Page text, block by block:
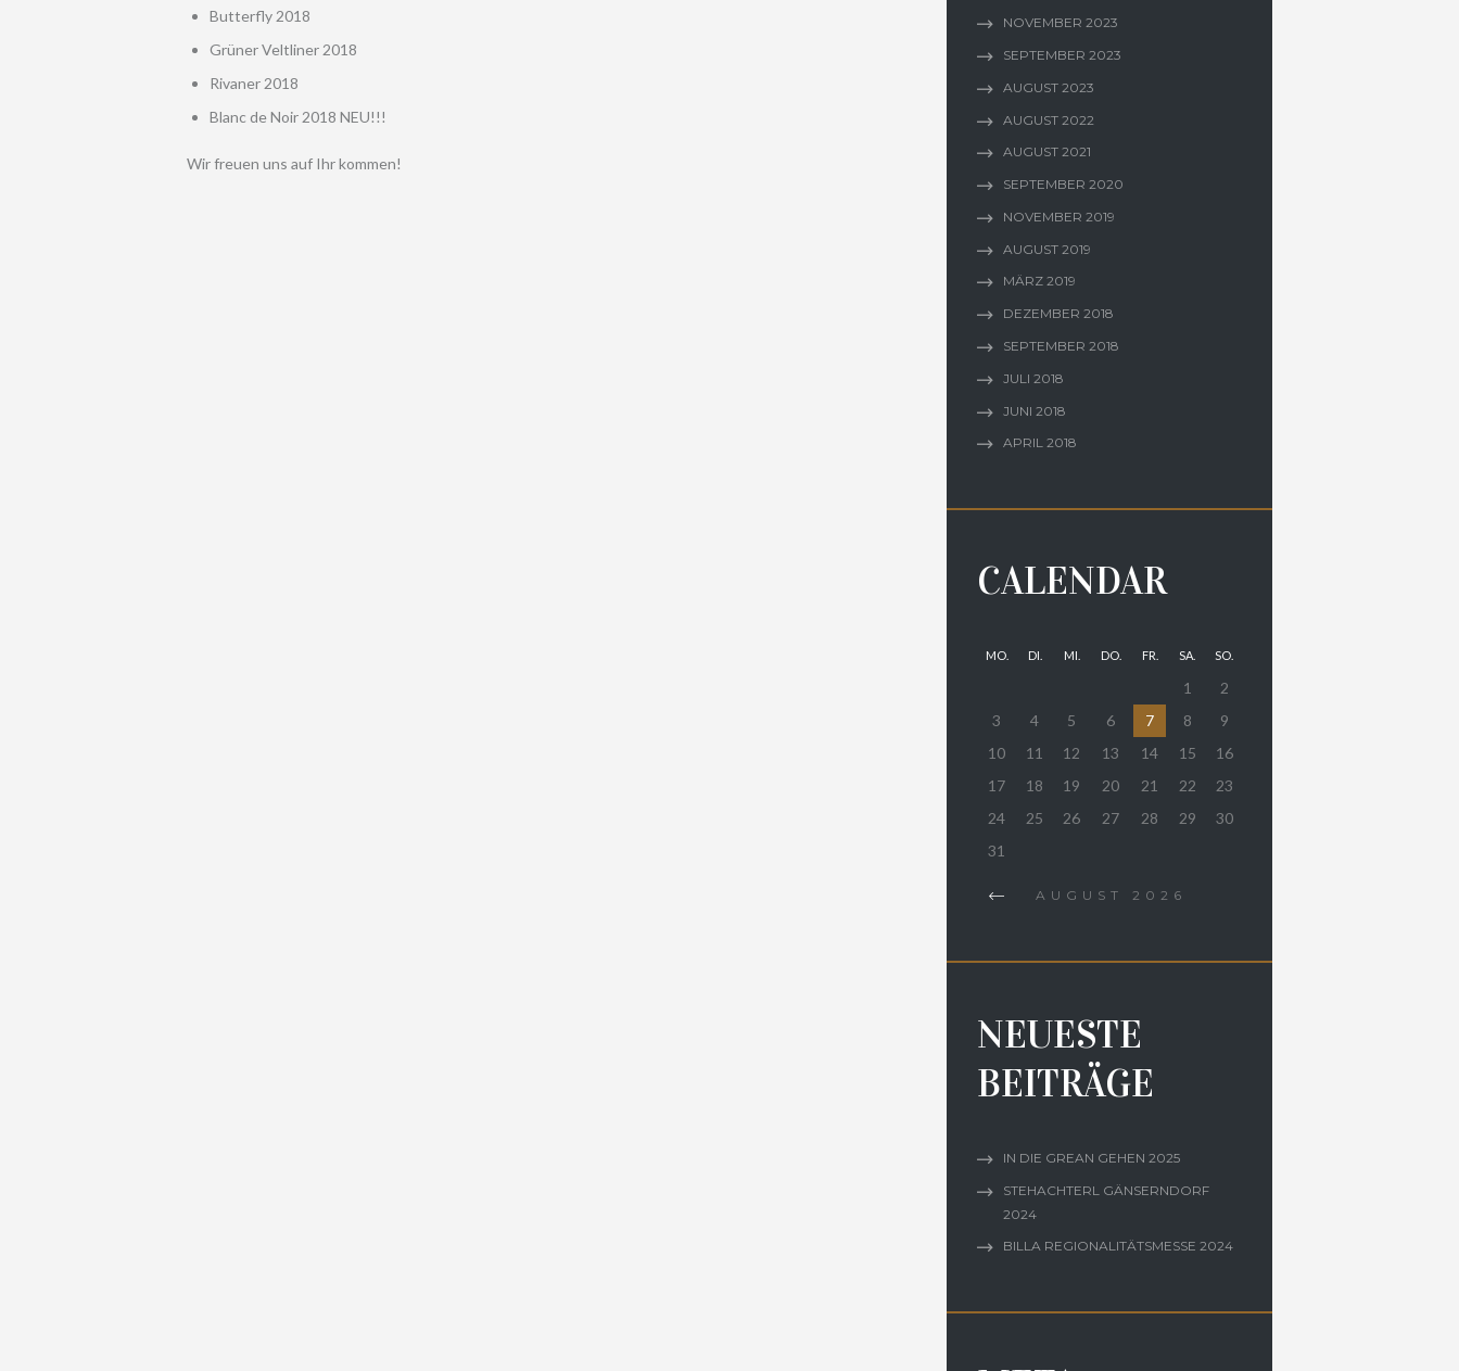
Butterfly 2018
Grüner Veltliner 2018
Rivaner 2018
Blanc de Noir 2018 NEU!!!
Wir freuen uns auf Ihr kommen!
NOVEMBER 2023
SEPTEMBER 2023
AUGUST 2023
AUGUST 2022
AUGUST 2021
SEPTEMBER 2020
NOVEMBER 2019
AUGUST 2019
MÄRZ 2019
DEZEMBER 2018
SEPTEMBER 2018
JULI 2018
JUNI 2018
APRIL 2018
CALENDAR
MO. DI. MI. DO. FR. SA. SO.
1
2
3
4 5 6 7 8
9
10
11 12 13 14 15
16
17
18 19 20 21 22
23
24
25 26 27 28 29
30
31
AUGUST 2026
NEUESTE
BEITRÄGE
IN DIE GREAN GEHEN 2025
STEHACHTERL GÄNSERNDORF
2024
BILLA REGIONALITÄTSMESSE 2024